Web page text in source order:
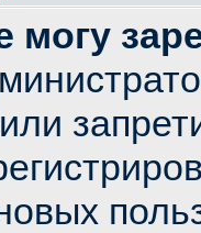
могу